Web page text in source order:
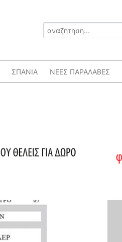
ΣΠΑΝΙΑ ΝΕΕΣ ΠΑΡΑΛΑΒΕΣ